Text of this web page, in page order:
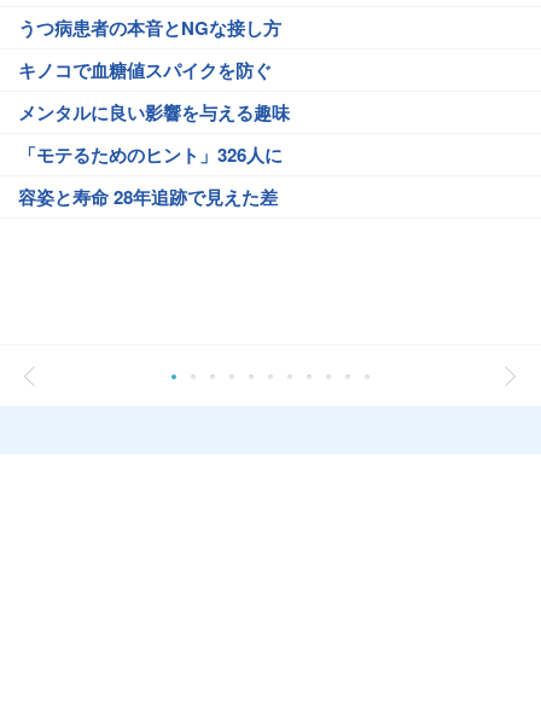
うつ病患者の本音とNGな接し方
キノコで血糖値スパイクを防ぐ
メンタルに良い影響を与える趣味
「モテるためのヒント」326人に
容姿と寿命 28年追跡で見えた差